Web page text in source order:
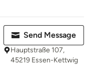
Send Message
Hauptstraße 107,
45219 Essen-Kettwig